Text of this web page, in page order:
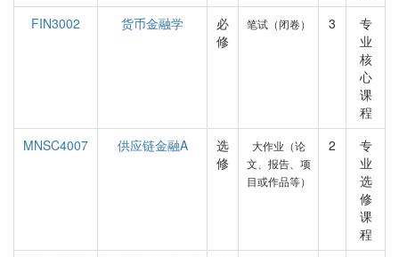
FIN3002
货币金融学
必
修
笔试（闭卷） 3
专
业
核
心
课
程
MNSC4007
供应链金融A
选
修
大作业（论
文、报告、项
目或作品等）
2
专
业
选
修
课
程